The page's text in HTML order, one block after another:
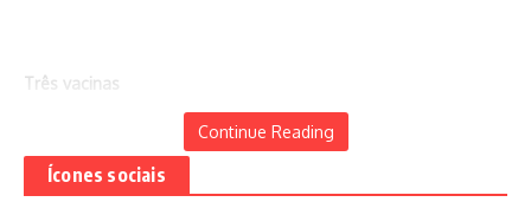
Três vacinas
Continue Reading
Ícones sociais